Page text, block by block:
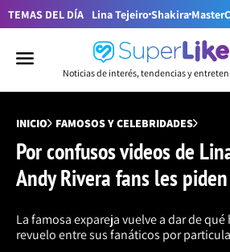
TEMAS DEL DÍA Lina TejeiroShakira
Noticias de interés, tendencias y
INICIO FAMOSOS Y CELEBRIDADES
Por confusos videos de
Andy Rivera fans les
La famosa expareja vuelve a dar de
revuelo entre sus fanáticos por